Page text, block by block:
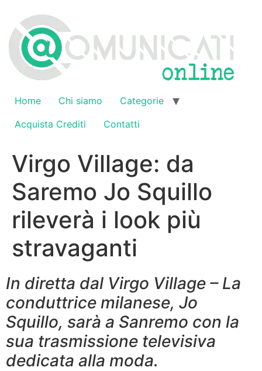
contenuto
Home Chi siamo
Categorie
Acquista Crediti
Contatti
Virgo Village: da
Saremo Jo Squillo
rileverà i look più
stravaganti
In diretta dal Virgo Village – La
conduttrice milanese, Jo
Squillo, sarà a Sanremo con la
sua trasmissione televisiva
dedicata alla moda.